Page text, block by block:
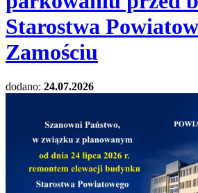
Starostwa
Zamościu
dodano: 24.07.2026